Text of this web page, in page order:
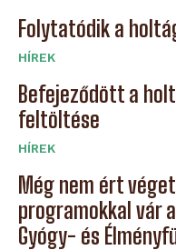
Folytatódik a
HÍREK
Befejeződött a
feltöltése
HÍREK
Még nem ért
programokkal vár
Gyógy- és